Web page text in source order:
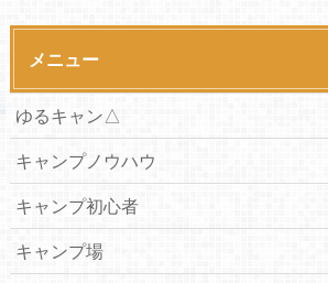
メニュー
ゆるキャン△
キャンプノウハウ
キャンプ初心者
キャンプ場